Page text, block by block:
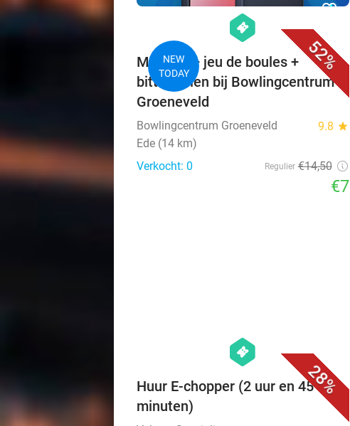
52%
NEW
TODAY
favorite_border
hexagon
events
Minigolf + jeu de boules +
bitterballen bij Bowlingcentrum
Groeneveld
Bowlingcentrum Groeneveld 9.8 star
Ede (14 km)
Verkocht: 0
Regulier €14,50
€7
28%
hexagon
events
Huur E-chopper (2 uur en 45
minuten)